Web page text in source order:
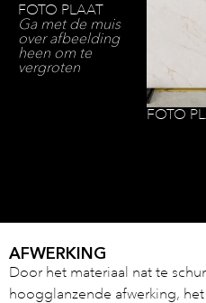
FOTO PLAAT
Ga met de muis
over afbeelding
heen om te
vergroten
FOTO
AFWERKING
Door het materiaal nat te
hoogglanzende afwerking,